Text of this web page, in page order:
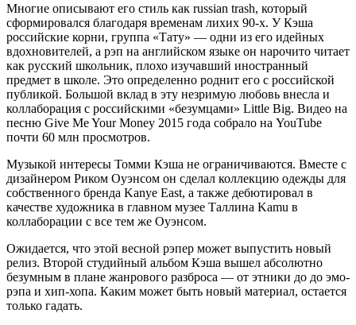
Многие описывают его стиль как russian trash, который
сформировался благодаря временам лихих 90-х. У Кэша
российские корни, группа «Тату» — одни из его идейных
вдохновителей, а рэп на английском языке он нарочито читает
как русский школьник, плохо изучавший иностранный
предмет в школе. Это определенно роднит его с российской
публикой. Большой вклад в эту незримую любовь внесла и
коллаборация с российскими «безумцами» Little Big. Видео на
песню Give Me Your Money 2015 года собрало на YouTube
почти 60 млн просмотров.
Музыкой интересы Томми Кэша не ограничиваются. Вместе с
дизайнером Риком Оуэнсом он сделал коллекцию одежды для
собственного бренда Kanye East, а также дебютировал в
качестве художника в главном музее Таллина Kamu в
коллаборации с все тем же Оуэнсом.
Ожидается, что этой весной рэпер может выпустить новый
релиз. Второй студийный альбом Кэша вышел абсолютно
безумным в плане жанрового разброса — от этники до до эмо-
рэпа и хип-хопа. Каким может быть новый материал, остается
только гадать.